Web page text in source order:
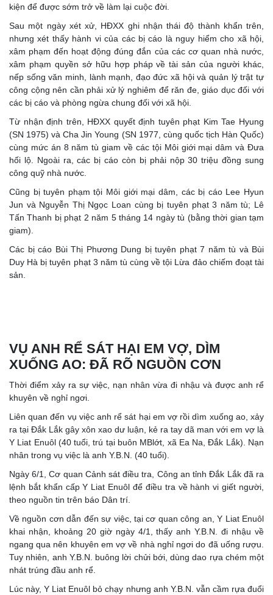
kiện để được sớm trở về làm lại cuộc đời.
Sau một ngày xét xử, HĐXX ghi nhận thái độ thành khẩn trên,
nhưng xét thấy hành vi của các bị cáo là nguy hiểm cho xã hội,
xâm phạm đến hoạt động đúng đắn của các cơ quan nhà nước,
xâm phạm quyền sở hữu hợp pháp về tài sản của người khác,
nếp sống văn minh, lành mạnh, đạo đức xã hội và quản lý trật tự
công cộng nên cần phải xử lý nghiêm để răn đe, giáo dục đối với
các bị cáo và phòng ngừa chung đối với xã hội.
Từ nhận định trên, HĐXX quyết định tuyên phạt Kim Tae Hyung
(SN 1975) và Cha Jin Young (SN 1977, cùng quốc tịch Hàn Quốc)
cùng mức án 8 năm tù giam về các tội Môi giới mại dâm và Đưa
hối lộ. Ngoài ra, các bị cáo còn bị phải nộp 30 triệu đồng sung
công quỹ nhà nước.
Cũng bị tuyên phạm tội Môi giới mại dâm, các bị cáo Lee Hyun
Jun và Nguyễn Thị Ngọc Loan cùng bị tuyên phạt 3 năm tù; Lê
Tấn Thanh bị phạt 2 năm 5 tháng 14 ngày tù (bằng thời gian tạm
giam).
Các bị cáo Bùi Thị Phương Dung bị tuyên phạt 7 năm tù và Bùi
Duy Hà bị tuyên phạt 3 năm tù cùng về tội Lừa đảo chiếm đoạt tài
sản.
VỤ ANH RỂ SÁT HẠI EM VỢ, DÌM
XUỐNG AO: ĐÃ RÕ NGUỒN CƠN
Thời điểm xảy ra sự việc, nạn nhân vừa đi nhậu và được anh rể
khuyên về nghỉ ngơi.
Liên quan đến vụ việc anh rể sát hại em vợ rồi dìm xuống ao, xảy
ra tại Đắk Lắk gây xôn xao dư luận, kẻ ra tay dã man với em vợ là
Y Liat Enuôl (40 tuổi, trú tại buôn MBlớt, xã Ea Na, Đắk Lắk). Nạn
nhân trong vụ việc là anh Y.B.N. (40 tuổi).
Ngày 6/1, Cơ quan Cảnh sát điều tra, Công an tỉnh Đắk Lắk đã ra
lệnh bắt khẩn cấp Y Liat Enuôl để điều tra về hành vi giết người,
theo nguồn tin trên báo Dân trí.
Về nguồn cơn dẫn đến sự việc, tại cơ quan công an, Y Liat Enuôl
khai nhận, khoảng 20 giờ ngày 4/1, thấy anh Y.B.N. đi nhậu về
ngang qua nên khuyên em vợ về nhà nghỉ ngơi do đã uống rượu.
Tuy nhiên, anh Y.B.N. buông lời chửi bới, dùng dao rựa chém một
nhát trúng đầu anh rể.
Lúc này, Y Liat Enuôl bỏ chạy nhưng anh Y.B.N. vẫn cầm rựa đuổi